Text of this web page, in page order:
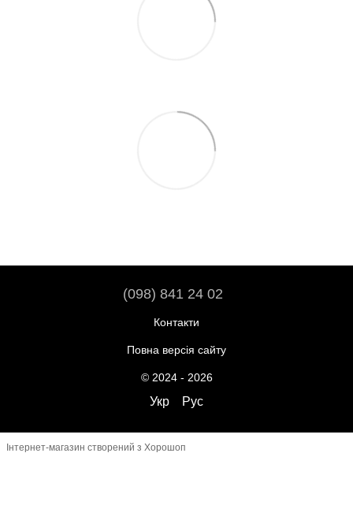
(098) 841 24 02
Контакти
Повна версія сайту
© 2024 - 2026
Укр Рус
Інтернет-магазин створений з Хорошоп